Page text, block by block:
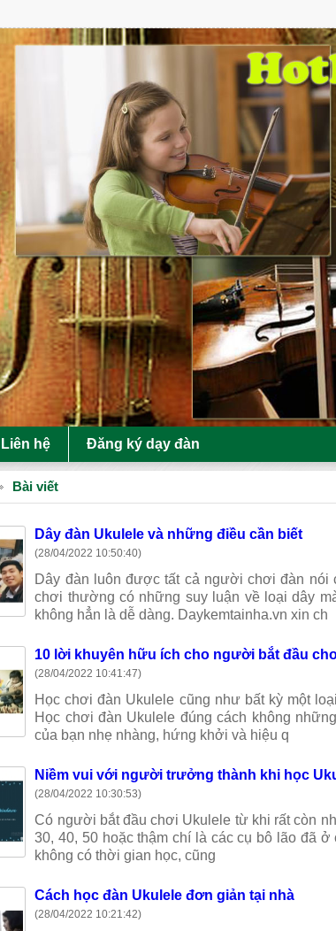
Liên hệ Đăng ký dạy đàn
Bài viết
Dây đàn Ukulele và những điều cần biết
(28/04/2022 10:50:40)
Dây đàn luôn được tất cả người chơi đàn
chơi thường có những suy luận về loại dây
không hẳn là dễ dàng. Daykemtainha.vn xin ch
10 lời khuyên hữu ích cho người bắt đầu
(28/04/2022 10:41:47)
Học chơi đàn Ukulele cũng như bất kỳ một
Học chơi đàn Ukulele đúng cách không
của bạn nhẹ nhàng, hứng khởi và hiệu q
Niềm vui với người trưởng thành khi học
(28/04/2022 10:30:53)
Có người bắt đầu chơi Ukulele từ khi rất còn
30, 40, 50 hoặc thậm chí là các cụ bô lão đã
không có thời gian học, cũng
Cách học đàn Ukulele đơn giản tại nhà
(28/04/2022 10:21:42)